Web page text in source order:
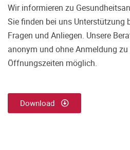
Wir informieren zu
Sie finden bei uns Unterstützung
Fragen und Anliegen. Unsere
anonym und ohne Anmeldung zu
Öffnungszeiten möglich.
Download